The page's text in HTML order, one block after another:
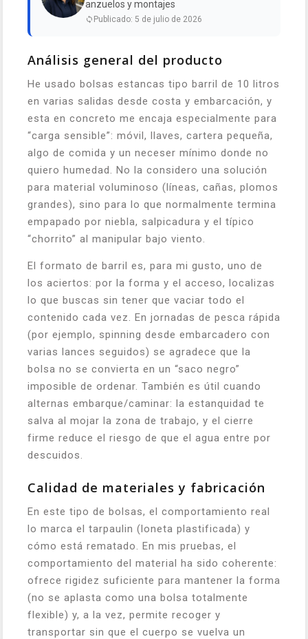
anzuelos y montajes
Publicado: 5 de julio de 2026
Análisis general del producto
He usado bolsas estancas tipo barril de 10 litros
en varias salidas desde costa y embarcación, y
esta en concreto me encaja especialmente para
“carga sensible”: móvil, llaves, cartera pequeña,
algo de comida y un neceser mínimo donde no
quiero humedad. No la considero una solución
para material voluminoso (líneas, cañas, plomos
grandes), sino para lo que normalmente termina
empapado por niebla, salpicadura y el típico
“chorrito” al manipular bajo viento.
El formato de barril es, para mi gusto, uno de
los aciertos: por la forma y el acceso, localizas
lo que buscas sin tener que vaciar todo el
contenido cada vez. En jornadas de pesca rápida
(por ejemplo, spinning desde embarcadero con
varias lances seguidos) se agradece que la
bolsa no se convierta en un “saco negro”
imposible de ordenar. También es útil cuando
alternas embarque/caminar: la estanquidad te
salva al mojar la zona de trabajo, y el cierre
firme reduce el riesgo de que el agua entre por
descuidos.
Calidad de materiales y fabricación
En este tipo de bolsas, el comportamiento real
lo marca el tarpaulin (loneta plastificada) y
cómo está rematado. En mis pruebas, el
comportamiento del material ha sido coherente:
ofrece rigidez suficiente para mantener la forma
(no se aplasta como una bolsa totalmente
flexible) y, a la vez, permite recoger y
transportar sin que el cuerpo se vuelva un